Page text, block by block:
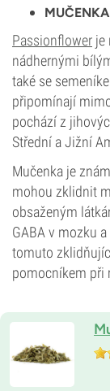
Passionflower je
nádhernými
také se
připomínají
pochází z
Střední a Jižní
Mučenka je
mohou zklidnit
obsaženým
GABA v mozku
tomuto
pomocníkem při